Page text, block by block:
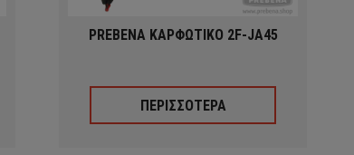
PREBENA ΚΑΡΦΩΤΙΚΟ 2F-JA45
ΠΕΡΙΣΣΟΤΕΡΑ